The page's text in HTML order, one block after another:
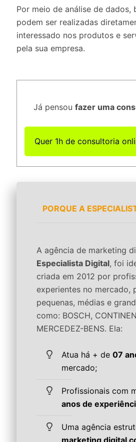
Por meio de análise de dados,
podem ser realizadas
interessado nos produtos e
pela sua empresa.
Já pensou fazer uma
Quer 1h de consultoria
PORQUE A
A agência de marketing
Especialista Digital, foi
criada em 2012 por
experientes no mercado,
pequenas, médias e
como: BOSCH,
MERCEDEZ-BENS. Ela:
Atua há + de 07
mercado;
Profissionais com
anos de
Uma agência
marketing digital